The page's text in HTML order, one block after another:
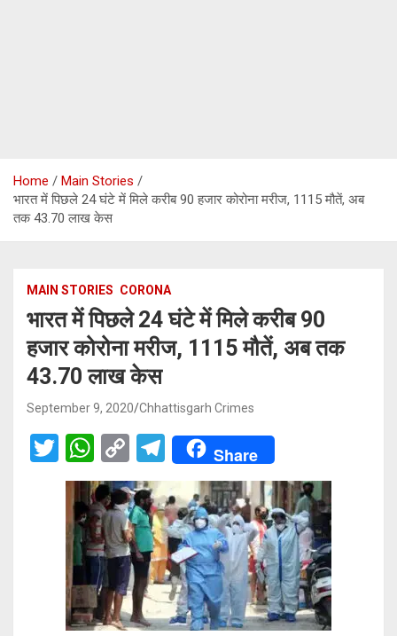
Home
Main Stories
भारत में पिछले 24 घंटे में मिले करीब 90 हजार कोरोना मरीज, 1115 मौतें, अब
तक 43.70 लाख केस
MAIN STORIES CORONA
भारत में पिछले 24 घंटे में मिले करीब 90
हजार कोरोना मरीज, 1115 मौतें, अब तक
43.70 लाख केस
September 9, 2020 Chhattisgarh Crimes
T
wi
tt
er
W
h
at
s
A
p
p
C
o
py
Li
n
k
T
el
e
gr
a
m
Share